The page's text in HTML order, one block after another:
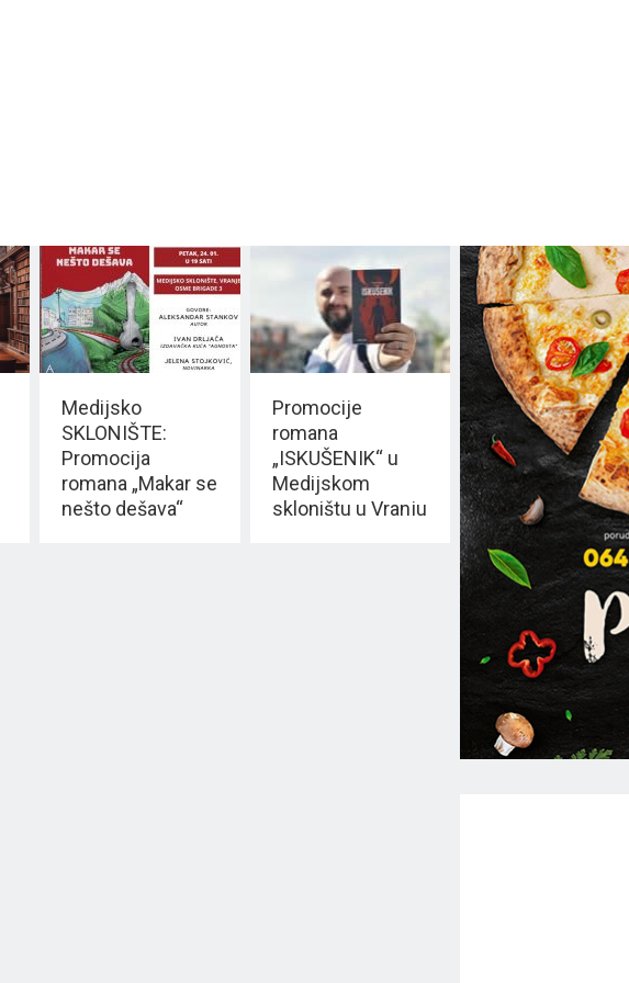
Medijsko
SKLONIŠTE:
Promocija
romana „Makar se
nešto dešava“
Promocije
romana
„ISKUŠENIK“ u
Medijskom
skloništu u Vranju